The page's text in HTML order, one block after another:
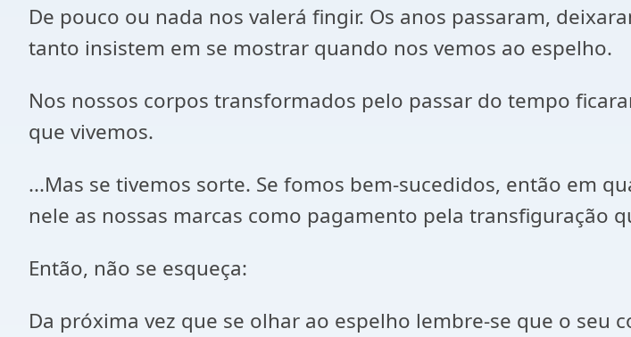
De pouco ou nada nos valerá fingir. Os anos passaram,
tanto insistem em se mostrar quando nos vemos ao espelho.
Nos nossos corpos transformados pelo passar do tempo
que vivemos.
...Mas se tivemos sorte. Se fomos bem-sucedidos, então em
nele as nossas marcas como pagamento pela transfiguração
Então, não se esqueça:
Da próxima vez que se olhar ao espelho lembre-se que o seu